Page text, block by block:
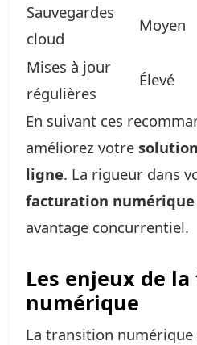
Sauvegardes
cloud
Moyen
Mises à jour
régulières
Élevé
En suivant ces
améliorez votre
ligne. La rigueur dans
facturation numérique
avantage concurrentiel.
Les enjeux de
numérique
La transition numérique